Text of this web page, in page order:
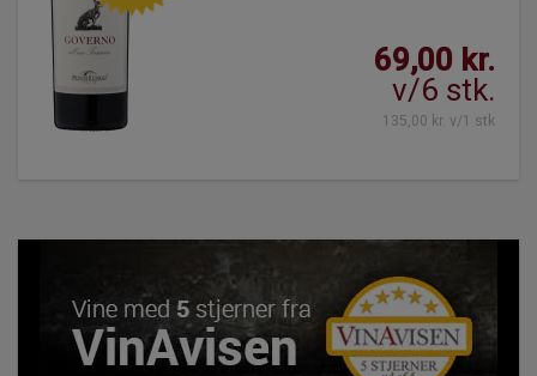
69,00 kr.
v/6 stk.
135,00 kr. v/1 stk